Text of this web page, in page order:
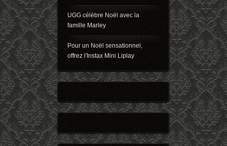
UGG célèbre Noël avec la
famille Marley
Pour un Noël sensationnel,
offrez l'Instax Mini Liplay